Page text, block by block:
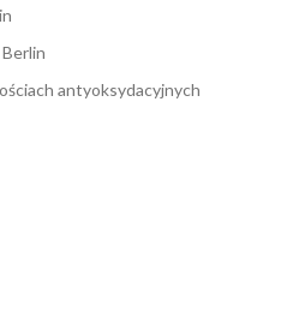
antyoksydacyjnych